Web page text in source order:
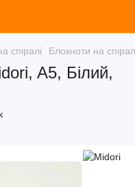
спіралі Блокноти на
A5, Білий,